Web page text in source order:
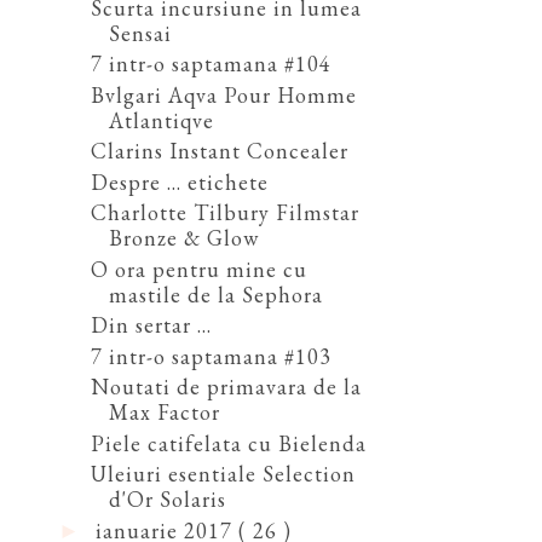
Scurta incursiune in lumea
Sensai
7 intr-o saptamana #104
Bvlgari Aqva Pour Homme
Atlantiqve
Clarins Instant Concealer
Despre ... etichete
Charlotte Tilbury Filmstar
Bronze & Glow
O ora pentru mine cu
mastile de la Sephora
Din sertar ...
7 intr-o saptamana #103
Noutati de primavara de la
Max Factor
Piele catifelata cu Bielenda
Uleiuri esentiale Selection
d'Or Solaris
ianuarie 2017 ( 26 )